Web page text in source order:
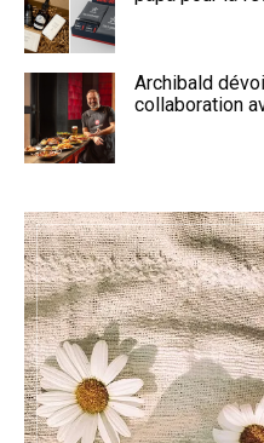
Archibald
collaboration